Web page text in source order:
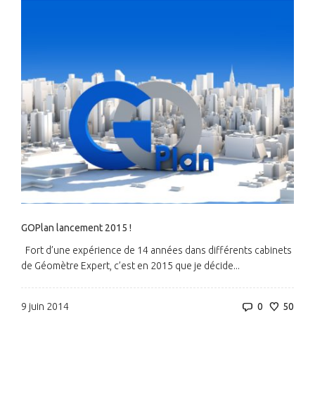
GOPlan lancement 2015 !
Fort d’une expérience de 14 années dans différents cabinets
de Géomètre Expert, c’est en 2015 que je décide...
9 juin 2014 0 50